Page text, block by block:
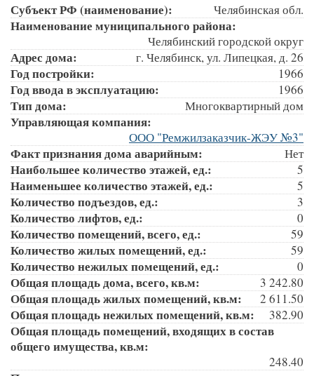
Субъект РФ (наименование): Челябинская обл.
Наименование муниципального района:
Челябинский городской округ
Адрес дома: г. Челябинск, ул. Липецкая, д. 26
Год постройки: 1966
Год ввода в эксплуатацию: 1966
Тип дома: Многоквартирный дом
Управляющая компания:
ООО "Ремжилзаказчик-ЖЭУ №3"
Факт признания дома аварийным: Нет
Наибольшее количество этажей, ед.: 5
Наименьшее количество этажей, ед.: 5
Количество подъездов, ед.: 3
Количество лифтов, ед.: 0
Количество помещений, всего, ед.: 59
Количество жилых помещений, ед.: 59
Количество нежилых помещений, ед.: 0
Общая площадь дома, всего, кв.м: 3 242.80
Общая площадь жилых помещений, кв.м: 2 611.50
Общая площадь нежилых помещений, кв.м: 382.90
Общая площадь помещений, входящих в состав
общего имущества, кв.м:
248.40